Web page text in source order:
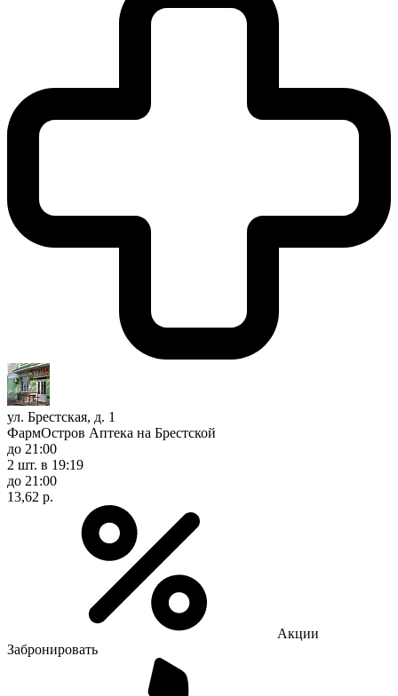
ул. Брестская, д. 1
ФармОстров Аптека на Брестской
до 21:00
2 шт. в 19:19
до 21:00
13,62 р.
Акции
Забронировать